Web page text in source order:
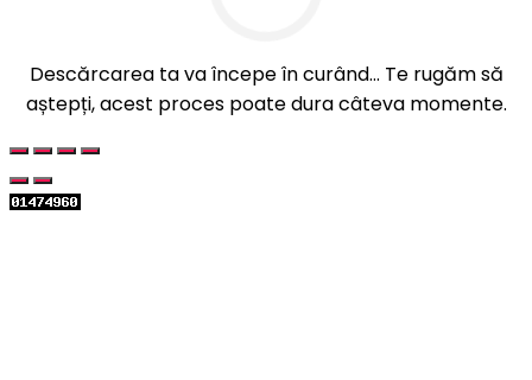
Descărcarea ta va începe în curând... Te rugăm să
aștepți, acest proces poate dura câteva momente.